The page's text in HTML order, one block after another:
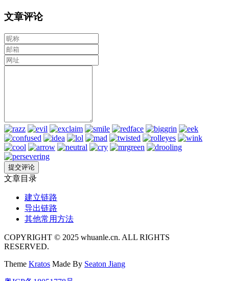
文章评论
文章目录
建立链路
导出链路
其他常用方法
COPYRIGHT © 2025 whuanle.cn. ALL RIGHTS
RESERVED.
Theme Kratos Made By Seaton Jiang